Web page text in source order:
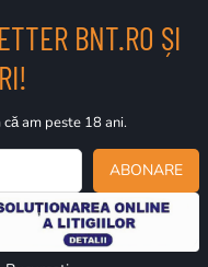
BNT.RO ȘI
am peste 18 ani.
ABONARE